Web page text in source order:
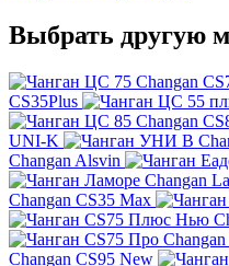
Выбрать другую
Changan
CS35Plus
Changan
UNI-K
Changan Alsvin
Changan
Changan CS35 Max
Changan CS95 New